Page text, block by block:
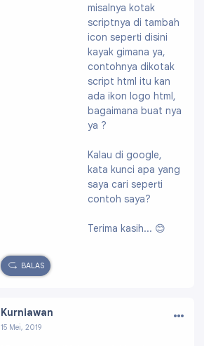
misalnya kotak
scriptnya di tambah
icon seperti disini
kayak gimana ya,
contohnya dikotak
script html itu kan
ada ikon logo html,
bagaimana buat nya
ya ?
Kalau di google,
kata kunci apa yang
saya cari seperti
contoh saya?
Terima kasih... 😊
BALAS
Kurniawan
15 Mei, 2019
…